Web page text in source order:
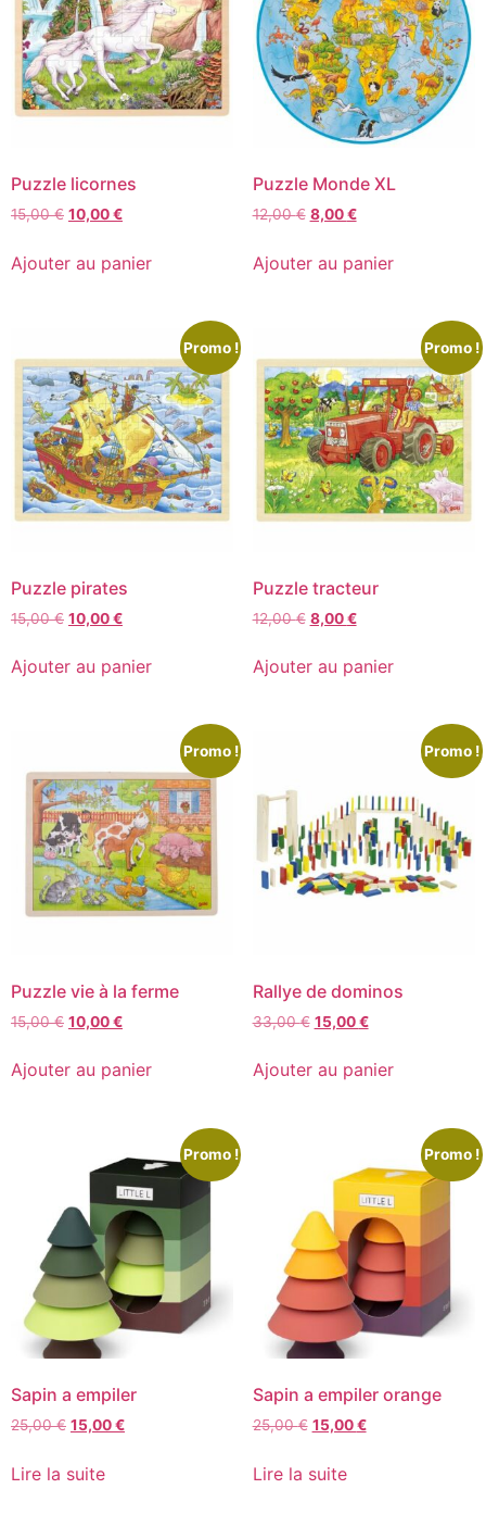
Puzzle licornes
15,00€ 10,00€
Ajouter au panier
Puzzle Monde XL
12,00€ 8,00€
Ajouter au panier
Promo !
Puzzle pirates
15,00€ 10,00€
Ajouter au panier
Promo !
Puzzle tracteur
12,00€ 8,00€
Ajouter au panier
Promo !
Puzzle vie à la ferme
15,00€ 10,00€
Ajouter au panier
Promo !
Rallye de dominos
33,00€ 15,00€
Ajouter au panier
Promo !
Sapin a empiler
25,00€ 15,00€
Lire la suite
Promo !
Sapin a empiler orange
25,00€ 15,00€
Lire la suite